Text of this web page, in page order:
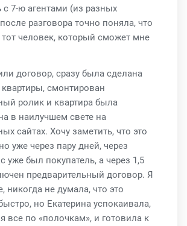
7-ю агентами (из разных
после разговора точно поняла, что
человек, который сможет мне
договор, сразу была сделана
смонтирован
ролик и квартира была
в наилучшем свете на
сайтах. Хочу заметить, что это
уже через пару дней, через
уже был покупатель, а через 1,5
предварительный договор. Я
никогда не думала, что это
но Екатерина успокаивала,
все по «полочкам», и готовила к